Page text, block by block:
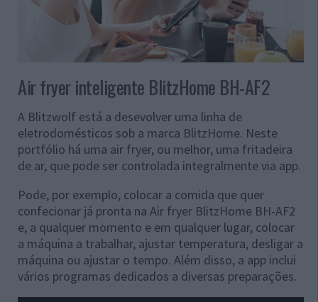
Air fryer inteligente BlitzHome BH-AF2
A Blitzwolf está a desevolver uma linha de
eletrodomésticos sob a marca BlitzHome. Neste
portfólio há uma air fryer, ou melhor, uma fritadeira
de ar, que pode ser controlada integralmente via app.
Pode, por exemplo, colocar a comida que quer
confecionar já pronta na Air fryer BlitzHome BH-AF2
e, a qualquer momento e em qualquer lugar, colocar
a máquina a trabalhar, ajustar temperatura, desligar a
máquina ou ajustar o tempo. Além disso, a app inclui
vários programas dedicados a diversas preparações.